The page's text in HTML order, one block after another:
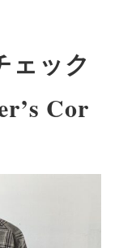
ェック
Cor